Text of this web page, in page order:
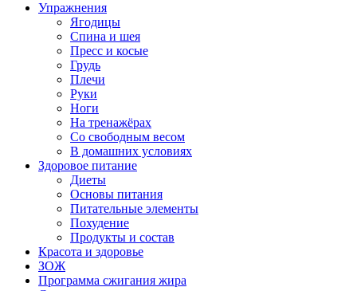
Упражнения
Ягодицы
Спина и шея
Пресс и косые
Грудь
Плечи
Руки
Ноги
На тренажёрах
Со свободным весом
В домашних условиях
Здоровое питание
Диеты
Основы питания
Питательные элементы
Похудение
Продукты и состав
Красота и здоровье
ЗОЖ
Программа сжигания жира